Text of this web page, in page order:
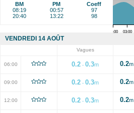
BM
08:19
20:40
PM
00:57
13:22
Coeff
97
98
00:00 03:00
VENDREDI 14 AOÛT
Vagues
06:00 0.2 -0.3m 0.2m
09:00 0.2 -0.3m 0.2m
12:00 0.2 -0.3m 0.2m